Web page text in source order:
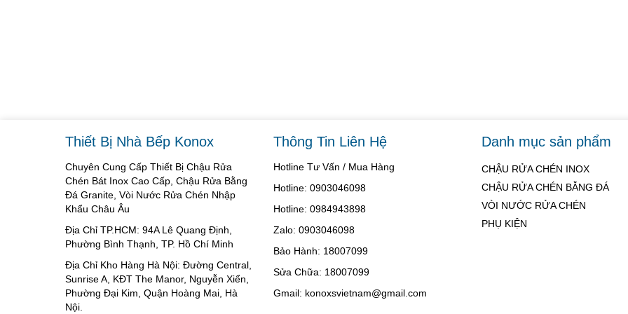
Thiết Bị Nhà Bếp Konox
Chuyên Cung Cấp Thiết Bị Chậu Rửa
Chén Bát Inox Cao Cấp, Chậu Rửa Bằng
Đá Granite, Vòi Nước Rửa Chén Nhập
Khẩu Châu Âu
Địa Chỉ TP.HCM: 94A Lê Quang Định,
Phường Bình Thạnh, TP. Hồ Chí Minh
Địa Chỉ Kho Hàng Hà Nội: Đường Central,
Sunrise A, KĐT The Manor, Nguyễn Xiển,
Phường Đại Kim, Quận Hoàng Mai, Hà
Nội.
Thông Tin Liên Hệ
Hotline Tư Vấn / Mua Hàng
Hotline: 0903046098
Hotline: 0984943898
Zalo: 0903046098
Bảo Hành: 18007099
Sửa Chữa: 18007099
Gmail: konoxsvietnam@gmail.com
Danh mục sản phẩm
CHẬU RỬA CHÉN INOX
CHẬU RỬA CHÉN BẰNG ĐÁ
VÒI NƯỚC RỬA CHÉN
PHỤ KIỆN